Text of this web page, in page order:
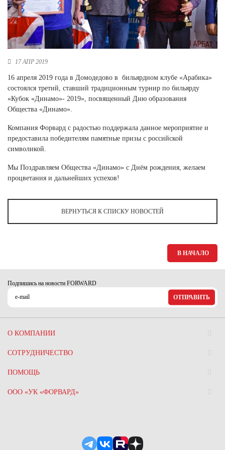
Новосибирская область (3)
Омская область (5)
Республика Башкортостан (3)
Ростовская область (2)
Самарская область (1)
Санкт-Петербург и ЛО (3)
Свердловская область (5)
Северная Осетия (2)
Смоленская область (1)
Томская область (1)
Тюменская область (3)
17 АПР 2019
16 апреля 2019 года в Домодедово в бильярдном клубе «Арабика»
состоялся третий, ставший традиционным турнир по бильярду
«Кубок «Динамо»- 2019», посвященный Дню образования
Общества «Динамо».
Компания Форвард с радостью поддержала данное мероприятие и
предоставила победителям памятные призы с российской
символикой.
Мы Поздравляем Общества «Динамо» с Днём рождения, желаем
процветания и дальнейших успехов!
ВЕРНУТЬСЯ К СПИСКУ НОВОСТЕЙ
В НАЧАЛО
Подпишись на новости FORWARD
ОТПРАВИТЬ
О КОМПАНИИ
СОТРУДНИЧЕСТВО
ПОМОЩЬ
ООО «УК «ФОРВАРД»